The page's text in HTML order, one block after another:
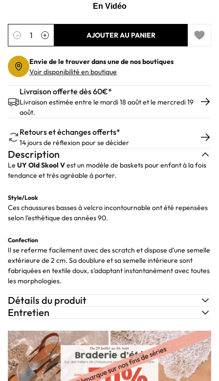
Quantité
− + AJOUTER AU PANIER
Add to
Envie de le trouver dans une de nos boutiques
Voir disponibilité en boutique
Livraison offerte dès 60€*
Livraison estimée entre le mardi 18 août et le mercredi 19
août.
Retours et échanges offerts*
14 jours de réflexion pour se décider
Description
Le UY Old Skool Vest un modèle de baskets pour enfant à la fois
tendance et très agréable à porter.
Style/Look
Ces chaussures basses à velcro incontournable ont été repensées
selon l'esthétique des années 90.
Confection
Il se referme facilement avec des scratch et dispose d'une semelle
extérieure de 2 cm. Sa doublure et sa semelle intérieure sont
fabriquées en textile doux, s'adaptant instantanément avec toutes
les morphologies.
Détails du produit
Entretien